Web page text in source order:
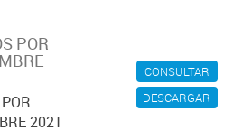
CONSULTAR
DESCARGAR
POR
2021